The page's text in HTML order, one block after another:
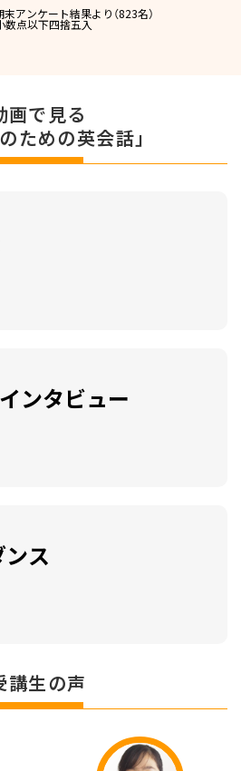
アンケート結果より（823名）
点以下四捨五⼊
画で見る
ための英会話」
ンタビュー
ス
講⽣の声